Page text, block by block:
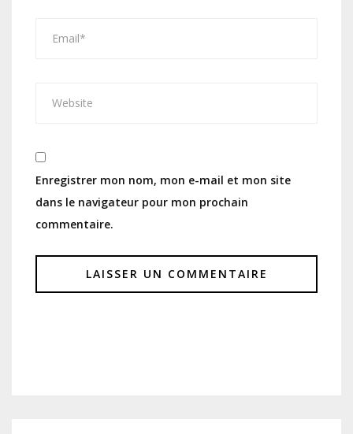
Enregistrer mon nom, mon e-mail et mon site
dans le navigateur pour mon prochain
commentaire.